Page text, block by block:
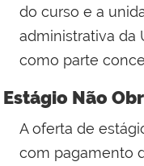
do curso e a
administrativa da
como parte
Estágio Não
A oferta de
com pagamento